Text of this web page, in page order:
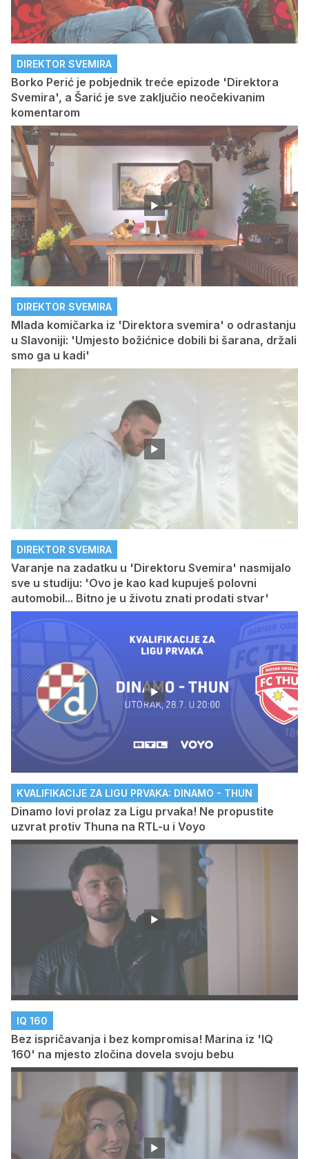
DIREKTOR SVEMIRA
Borko Perić je pobjednik treće epizode 'Direktora
Svemira', a Šarić je sve zaključio neočekivanim
komentarom
DIREKTOR SVEMIRA
Mlada komičarka iz 'Direktora svemira' o odrastanju
u Slavoniji: 'Umjesto božićnice dobili bi šarana, držali
smo ga u kadi'
DIREKTOR SVEMIRA
Varanje na zadatku u 'Direktoru Svemira' nasmijalo
sve u studiju: 'Ovo je kao kad kupuješ polovni
automobil... Bitno je u životu znati prodati stvar'
KVALIFIKACIJE ZA LIGU PRVAKA: DINAMO - THUN
Dinamo lovi prolaz za Ligu prvaka! Ne propustite
uzvrat protiv Thuna na RTL-u i Voyo
IQ 160
Bez ispričavanja i bez kompromisa! Marina iz 'IQ
160' na mjesto zločina dovela svoju bebu